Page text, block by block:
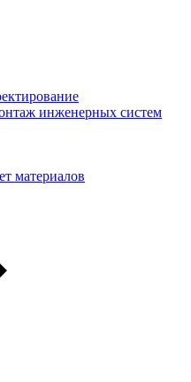
инженерных систем
материалов